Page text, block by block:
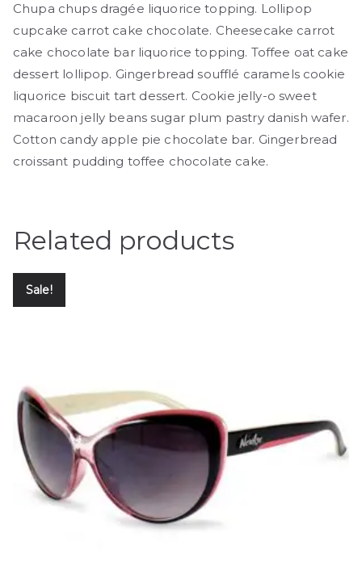
Chupa chups dragée liquorice topping. Lollipop
cupcake carrot cake chocolate. Cheesecake carrot
cake chocolate bar liquorice topping. Toffee oat cake
dessert lollipop. Gingerbread soufflé caramels cookie
liquorice biscuit tart dessert. Cookie jelly-o sweet
macaroon jelly beans sugar plum pastry danish wafer.
Cotton candy apple pie chocolate bar. Gingerbread
croissant pudding toffee chocolate cake.
Related products
Sale!